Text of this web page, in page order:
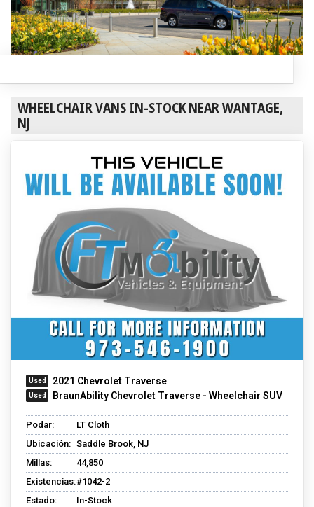
WHEELCHAIR VANS IN-STOCK NEAR WANTAGE,
NJ
2021 Chevrolet Traverse
BraunAbility Chevrolet Traverse - Wheelchair SUV
Podar:
LT Cloth
Ubicación: Saddle Brook, NJ
Millas:
44,850
Existencias:#1042-2
Estado:
In-Stock